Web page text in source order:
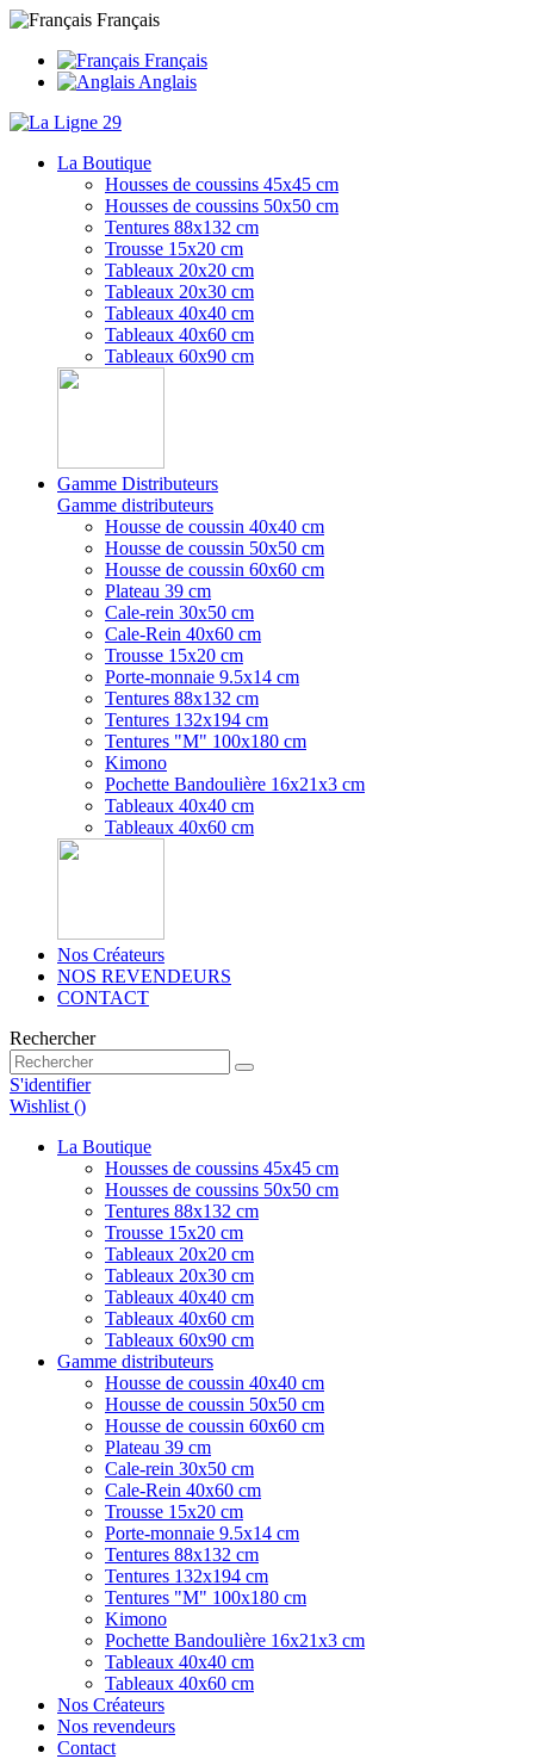
Français
Français
Anglais
La Boutique
Housses de coussins 45x45 cm
Housses de coussins 50x50 cm
Tentures 88x132 cm
Trousse 15x20 cm
Tableaux 20x20 cm
Tableaux 20x30 cm
Tableaux 40x40 cm
Tableaux 40x60 cm
Tableaux 60x90 cm
Gamme Distributeurs
Gamme distributeurs
Housse de coussin 40x40 cm
Housse de coussin 50x50 cm
Housse de coussin 60x60 cm
Plateau 39 cm
Cale-rein 30x50 cm
Cale-Rein 40x60 cm
Trousse 15x20 cm
Porte-monnaie 9.5x14 cm
Tentures 88x132 cm
Tentures 132x194 cm
Tentures "M" 100x180 cm
Kimono
Pochette Bandoulière 16x21x3 cm
Tableaux 40x40 cm
Tableaux 40x60 cm
Nos Créateurs
NOS REVENDEURS
CONTACT
Rechercher
S'identifier
Wishlist ()
La Boutique
Housses de coussins 45x45 cm
Housses de coussins 50x50 cm
Tentures 88x132 cm
Trousse 15x20 cm
Tableaux 20x20 cm
Tableaux 20x30 cm
Tableaux 40x40 cm
Tableaux 40x60 cm
Tableaux 60x90 cm
Gamme distributeurs
Housse de coussin 40x40 cm
Housse de coussin 50x50 cm
Housse de coussin 60x60 cm
Plateau 39 cm
Cale-rein 30x50 cm
Cale-Rein 40x60 cm
Trousse 15x20 cm
Porte-monnaie 9.5x14 cm
Tentures 88x132 cm
Tentures 132x194 cm
Tentures "M" 100x180 cm
Kimono
Pochette Bandoulière 16x21x3 cm
Tableaux 40x40 cm
Tableaux 40x60 cm
Nos Créateurs
Nos revendeurs
Contact